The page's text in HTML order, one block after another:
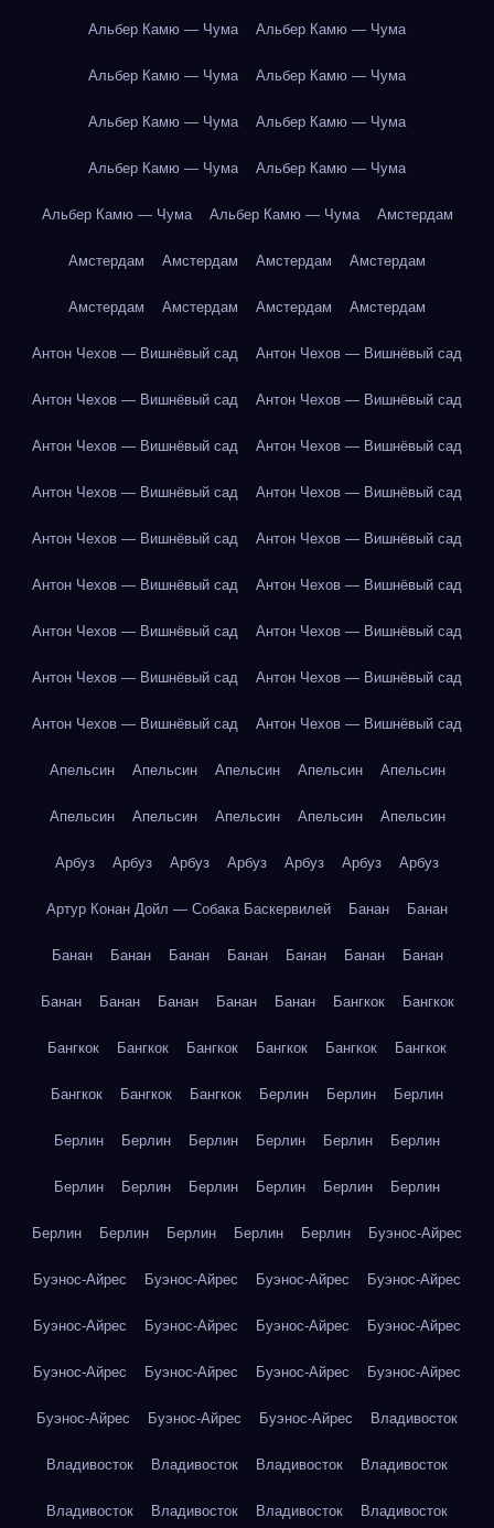
Альбер Камю — Чума Альбер Камю — Чума
Альбер Камю — Чума Альбер Камю — Чума
Альбер Камю — Чума Альбер Камю — Чума
Альбер Камю — Чума Альбер Камю — Чума
Альбер Камю — Чума Альбер Камю — Чума Амстердам
Амстердам Амстердам Амстердам Амстердам
Амстердам Амстердам Амстердам Амстердам
Антон Чехов — Вишнёвый сад Антон Чехов — Вишнёвый сад
Антон Чехов — Вишнёвый сад Антон Чехов — Вишнёвый сад
Антон Чехов — Вишнёвый сад Антон Чехов — Вишнёвый сад
Антон Чехов — Вишнёвый сад Антон Чехов — Вишнёвый сад
Антон Чехов — Вишнёвый сад Антон Чехов — Вишнёвый сад
Антон Чехов — Вишнёвый сад Антон Чехов — Вишнёвый сад
Антон Чехов — Вишнёвый сад Антон Чехов — Вишнёвый сад
Антон Чехов — Вишнёвый сад Антон Чехов — Вишнёвый сад
Антон Чехов — Вишнёвый сад Антон Чехов — Вишнёвый сад
Апельсин Апельсин Апельсин Апельсин Апельсин
Апельсин Апельсин Апельсин Апельсин Апельсин
Арбуз Арбуз Арбуз Арбуз Арбуз Арбуз Арбуз
Артур Конан Дойл — Собака Баскервилей Банан Банан
Банан Банан Банан Банан Банан Банан Банан
Банан Банан Банан Банан Банан Бангкок Бангкок
Бангкок Бангкок Бангкок Бангкок Бангкок Бангкок
Бангкок Бангкок Бангкок Берлин Берлин Берлин
Берлин Берлин Берлин Берлин Берлин Берлин
Берлин Берлин Берлин Берлин Берлин Берлин
Берлин Берлин Берлин Берлин Берлин Буэнос-Айрес
Буэнос-Айрес Буэнос-Айрес Буэнос-Айрес Буэнос-Айрес
Буэнос-Айрес Буэнос-Айрес Буэнос-Айрес Буэнос-Айрес
Буэнос-Айрес Буэнос-Айрес Буэнос-Айрес Буэнос-Айрес
Буэнос-Айрес Буэнос-Айрес Буэнос-Айрес Владивосток
Владивосток Владивосток Владивосток Владивосток
Владивосток Владивосток Владивосток Владивосток